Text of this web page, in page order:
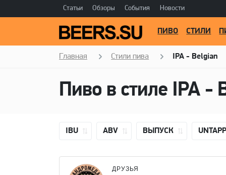
Статьи Обзоры События Новости
ПИВО СТИЛИ
Главная Стили пива IPA - Belgian
Пиво в стиле IPA -
IBU ABV ВЫПУСК
ДРУЗЬЯ